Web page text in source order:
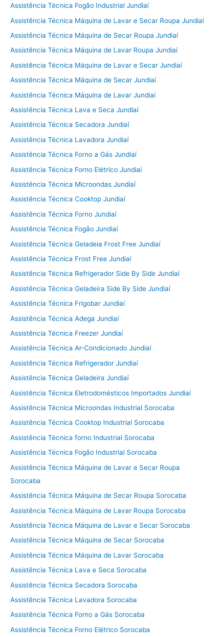
Assistência Técnica Fogão Industrial Jundiaí
Assistência Técnica Máquina de Lavar e Secar Roupa Jundiaí
Assistência Técnica Máquina de Secar Roupa Jundiaí
Assistência Técnica Máquina de Lavar Roupa Jundiaí
Assistência Técnica Máquina de Lavar e Secar Jundiaí
Assistência Técnica Máquina de Secar Jundiaí
Assistência Técnica Máquina de Lavar Jundiaí
Assistência Técnica Lava e Seca Jundiaí
Assistência Técnica Secadora Jundiaí
Assistência Técnica Lavadora Jundiaí
Assistência Técnica Forno a Gás Jundiaí
Assistência Técnica Forno Elétrico Jundiaí
Assistência Técnica Microondas Jundiaí
Assistência Técnica Cooktop Jundiaí
Assistência Técnica Forno Jundiaí
Assistência Técnica Fogão Jundiaí
Assistência Técnica Geladeia Frost Free Jundiaí
Assistência Técnica Frost Free Jundiaí
Assistência Técnica Refrigerador Side By Side Jundiaí
Assistência Técnica Geladeira Side By Side Jundiaí
Assistência Técnica Frigobar Jundiaí
Assistência Técnica Adega Jundiaí
Assistência Técnica Freezer Jundiaí
Assistência Técnica Ar-Condicionado Jundiaí
Assistência Técnica Refrigerador Jundiaí
Assistência Técnica Geladeira Jundiaí
Assistência Técnica Eletrodomésticos Importados Jundiaí
Assistência Técnica Microondas Industrial Sorocaba
Assistência Técnica Cooktop Industrial Sorocaba
Assistência Técnica forno Industrial Sorocaba
Assistência Técnica Fogão Industrial Sorocaba
Assistência Técnica Máquina de Lavar e Secar Roupa
Sorocaba
Assistência Técnica Máquina de Secar Roupa Sorocaba
Assistência Técnica Máquina de Lavar Roupa Sorocaba
Assistência Técnica Máquina de Lavar e Secar Sorocaba
Assistência Técnica Máquina de Secar Sorocaba
Assistência Técnica Máquina de Lavar Sorocaba
Assistência Técnica Lava e Seca Sorocaba
Assistência Técnica Secadora Sorocaba
Assistência Técnica Lavadora Sorocaba
Assistência Técnica Forno a Gás Sorocaba
Assistência Técnica Forno Elétrico Sorocaba